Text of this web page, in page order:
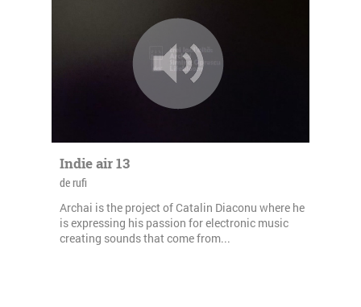
Indie air 13
de rufi
Archai is the project of Catalin Diaconu where he
is expressing his passion for electronic music
creating sounds that come from...